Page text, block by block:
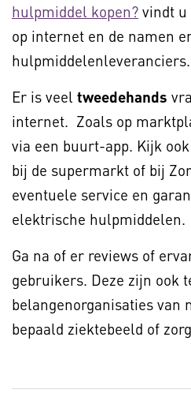
hulpmiddel kopen? vindt u
op internet en de namen
hulpmiddelenleveranciers.
Er is veel tweedehands
internet. Zoals op
via een buurt-app. Kijk
bij de supermarkt of bij
eventuele service en
elektrische hulpmiddelen.
Ga na of er reviews of
gebruikers. Deze zijn ook
belangenorganisaties van
bepaald ziektebeeld of